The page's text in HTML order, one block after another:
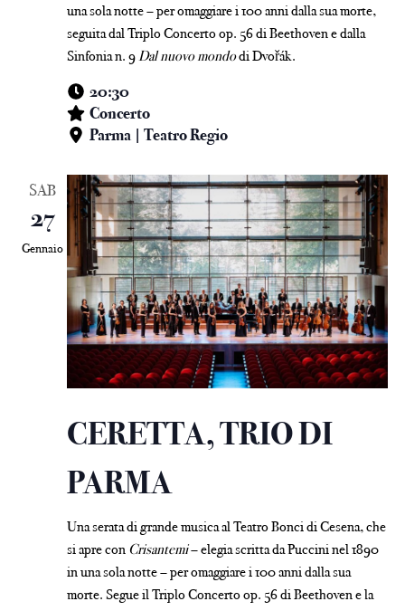
una sola notte – per omaggiare i 100 anni dalla sua morte,
seguita dal Triplo Concerto op. 56 di Beethoven e dalla
Sinfonia n. 9Dal nuovo mondodi Dvořák.
20:30
Concerto
Parma | Teatro Regio
SAB
27
Gennaio
CERETTA, TRIO DI
PARMA
Una serata di grande musica al Teatro Bonci di Cesena, che
si apre con Crisantemi– elegia scritta da Puccini nel 1890
in una sola notte – per omaggiare i 100 anni dalla sua
morte. Segue il Triplo Concerto op. 56 di Beethoven e la